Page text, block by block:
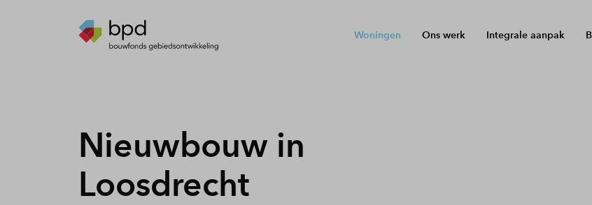
Woningen Ons werk Integrale aanpak
Nieuwbouw in
Loosdrecht